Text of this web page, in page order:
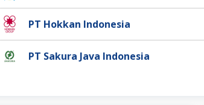
PT Hokkan Indonesia
PT Sakura Java Indonesia